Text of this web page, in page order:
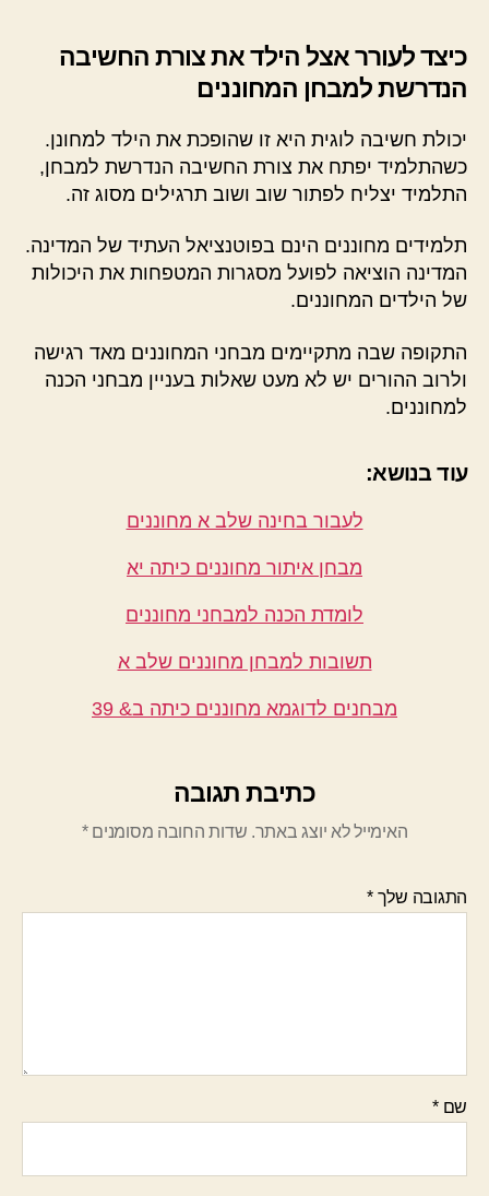
כיצד לעורר אצל הילד את צורת החשיבה
הנדרשת למבחן המחוננים
יכולת חשיבה לוגית היא זו שהופכת את הילד למחונן.
כשהתלמיד יפתח את צורת החשיבה הנדרשת למבחן,
התלמיד יצליח לפתור שוב ושוב תרגילים מסוג זה.
תלמידים מחוננים הינם בפוטנציאל העתיד של המדינה.
המדינה הוציאה לפועל מסגרות המטפחות את היכולות
של הילדים המחוננים.
התקופה שבה מתקיימים מבחני המחוננים מאד רגישה
ולרוב ההורים יש לא מעט שאלות בעניין מבחני הכנה
למחוננים.
עוד בנושא:
לעבור בחינה שלב א מחוננים
מבחן איתור מחוננים כיתה יא
לומדת הכנה למבחני מחוננים
תשובות למבחן מחוננים שלב א
מבחנים לדוגמא מחוננים כיתה ב& 39
כתיבת תגובה
האימייל לא יוצג באתר. שדות החובה מסומנים*
התגובה שלך*
שם*